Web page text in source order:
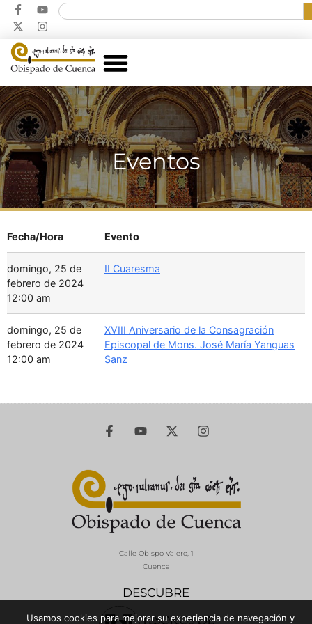
Eventos
Fecha/Hora Evento
domingo, 25 de
febrero de 2024
12:00 am
II Cuaresma
domingo, 25 de
febrero de 2024
12:00 am
XVIII Aniversario de la Consagración
Episcopal de Mons. José María Yanguas
Sanz
DESCUBRE
Calle Obispo Valero, 1
Cuenca
Usamos cookies para mejorar su experiencia de navegación y